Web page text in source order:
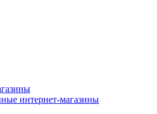
интернет-магазины